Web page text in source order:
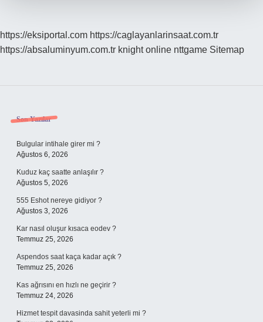
https://eksiportal.com https://caglayanlarinsaat.com.tr
https://absaluminyum.com.tr knight online nttgame Sitemap
Sidebar
Son Yazılar
Bulgular intihale girer mi ?
Ağustos 6, 2026
Kuduz kaç saatte anlaşılır ?
Ağustos 5, 2026
555 Eshot nereye gidiyor ?
Ağustos 3, 2026
Kar nasıl oluşur kısaca eodev ?
Temmuz 25, 2026
Aspendos saat kaça kadar açık ?
Temmuz 25, 2026
Kas ağrısını en hızlı ne geçirir ?
Temmuz 24, 2026
Hizmet tespit davasinda sahit yeterli mi ?